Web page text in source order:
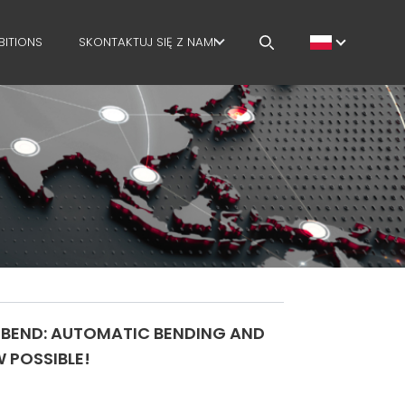
SKONTAKTUJ SIĘ Z NAMI
KARIERA
MEP IN THE WORLD
SALES NETWORK
AUTOMATIC BENDING AND
POSSIBLE!